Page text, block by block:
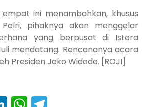
ini menambahkan, khusus
pihaknya akan menggelar
yang berpusat di Istora
mendatang. Rencananya acara
Presiden Joko Widodo. [ROJI]